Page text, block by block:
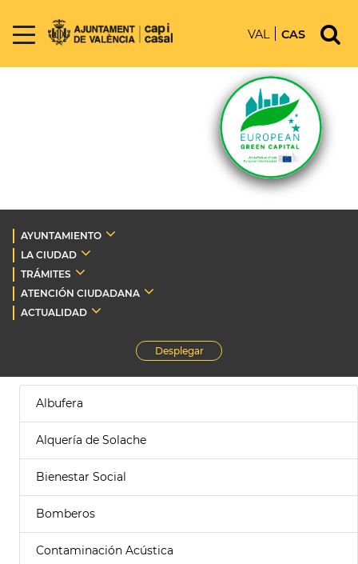
VAL CAS
AYUNTAMIENTO
LA CIUDAD
TRÁMITES
ATENCIÓN CIUDADANA
ACTUALIDAD
Desplegar
Albufera
Alquería de Solache
Bienestar Social
Bomberos
Contaminación Acústica